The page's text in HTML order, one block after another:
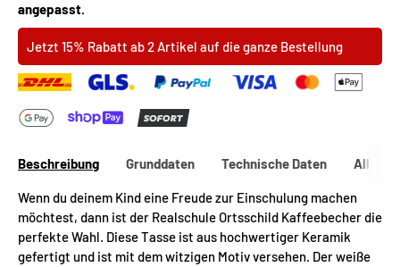
angepasst.
Jetzt 15% Rabatt ab 2 Artikel auf die ganze Bestellung
Beschreibung Grunddaten Technische Daten
Wenn du deinem Kind eine Freude zur Einschulung machen
möchtest, dann ist der Realschule Ortsschild Kaffeebecher die
perfekte Wahl. Diese Tasse ist aus hochwertiger Keramik
gefertigt und ist mit dem witzigen Motiv versehen. Der weiße